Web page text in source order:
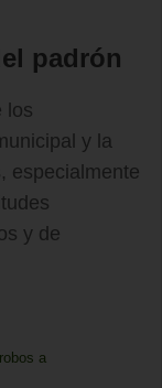
padrón
los
y la
especialmente
y de